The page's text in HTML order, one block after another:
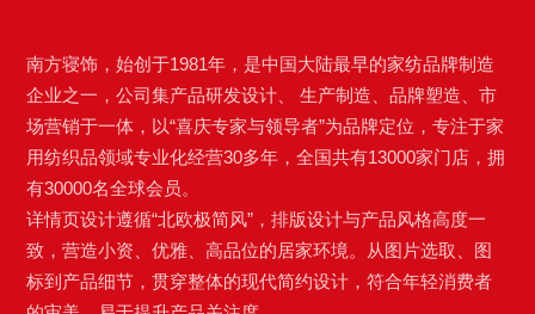
南方寝饰，始创于1981年，是中国大陆最早的家纺品牌制造
企业之一，公司集产品研发设计、 生产制造、品牌塑造、市
场营销于一体，以“喜庆专家与领导者”为品牌定位，专注于家
用纺织品领域专业化经营30多年，全国共有13000家门店，拥
有30000名全球会员。
详情页设计遵循“北欧极简风”，排版设计与产品风格高度一
致，营造小资、优雅、高品位的居家环境。从图片选取、图
标到产品细节，贯穿整体的现代简约设计，符合年轻消费者